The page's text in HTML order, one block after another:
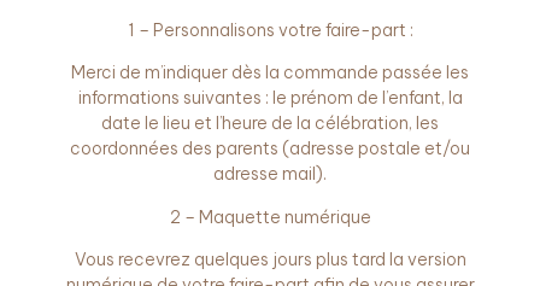
1 – Personnalisons votre faire-part :
Merci de m’indiquer dès la commande passée les
informations suivantes : le prénom de l’enfant, la
date le lieu et l’heure de la célébration, les
coordonnées des parents (adresse postale et/ou
adresse mail).
2 – Maquette numérique
Vous recevrez quelques jours plus tard la version